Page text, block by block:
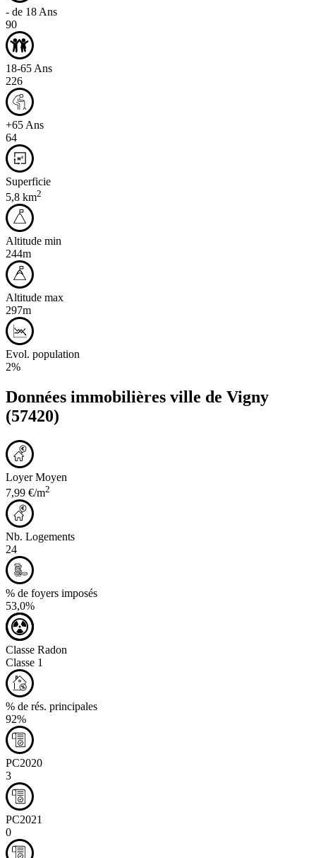
- de 18 Ans
90
18-65 Ans
226
+65 Ans
64
Superficie
5,8 km2
Altitude min
244m
Altitude max
297m
Evol. population
2%
Données immobilières ville de Vigny
(57420)
Loyer Moyen
7,99 €/m2
Nb. Logements
24
% de foyers imposés
53,0%
Classe Radon
Classe 1
% de rés. principales
92%
PC2020
3
PC2021
0